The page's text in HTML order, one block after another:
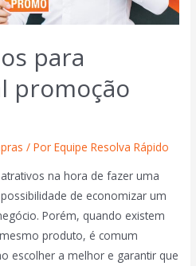
para
promoção
/ PorEquipe Resolva Rápido
na hora de fazer uma
de economizar um
Porém, quando existem
produto, é comum
escolher a melhor e garantir que